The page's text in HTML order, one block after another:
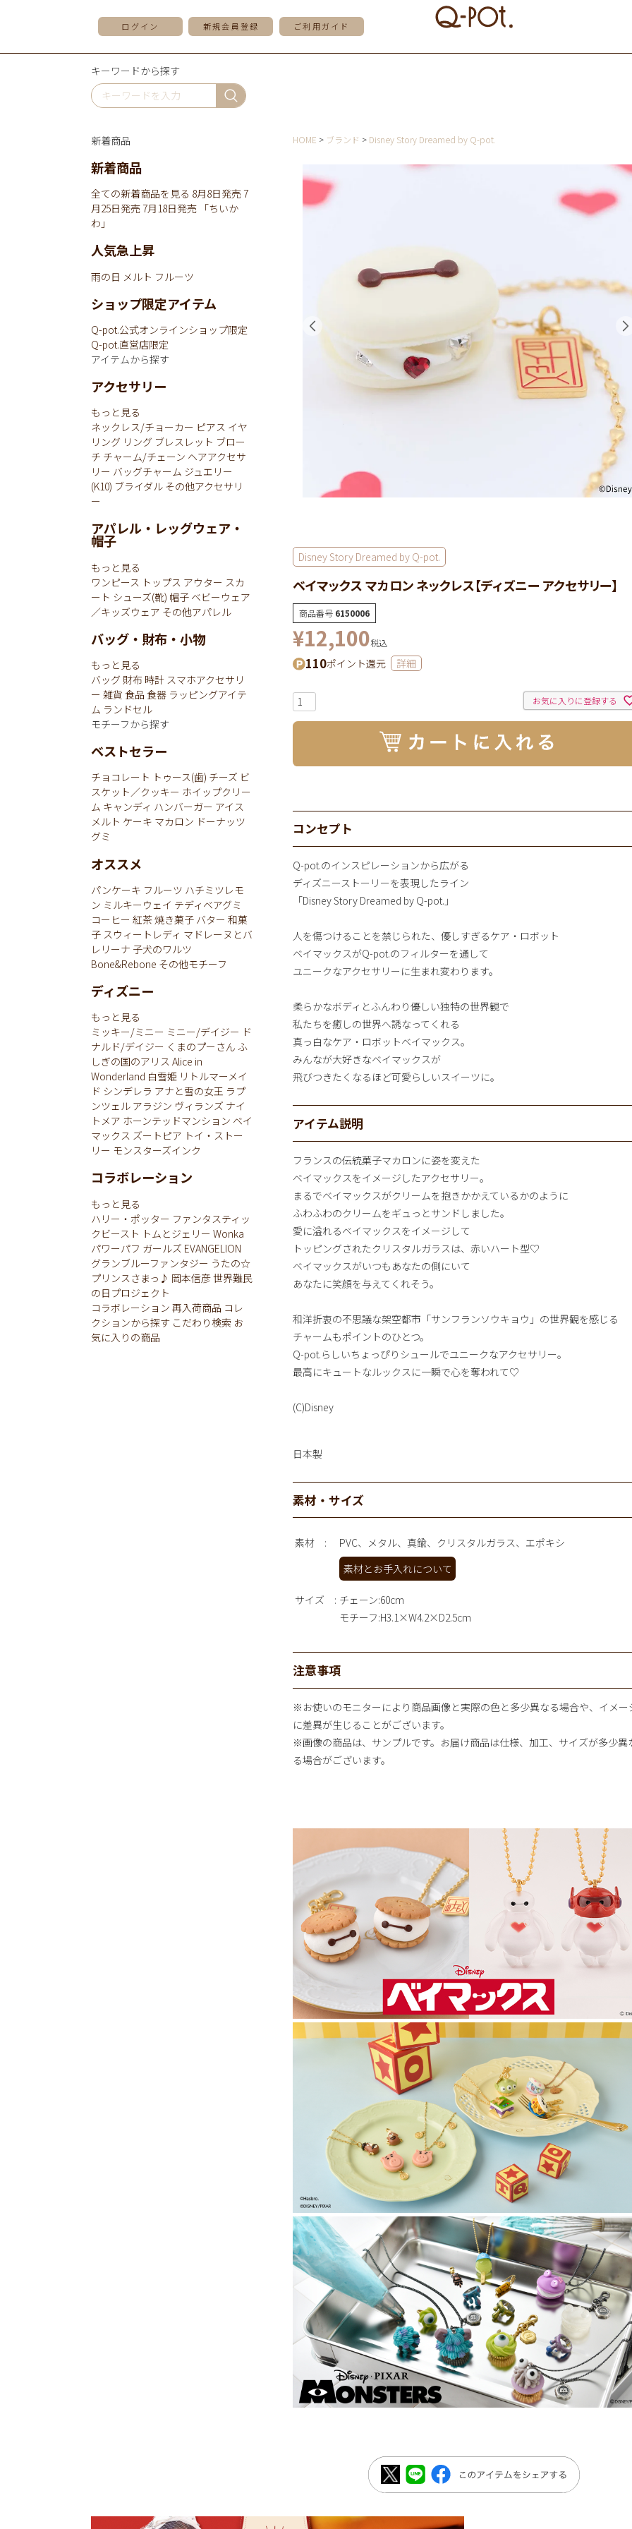
ログイン 新規会員登録 ご利用ガイド
キーワードから探す
HOME ブランド Disney Story Dreamed by Q-pot.
Disney Story Dreamed by Q-pot.
ベイマックス マカロン ネックレス【ディズニー アクセサリー】
商品番号 6150006
¥12,100税込
110ポイント還元 詳細
お気に入りに登録する
コンセプト
Q-pot.のインスピレーションから広がる
ディズニーストーリーを表現したライン
「Disney Story Dreamed by Q-pot.」
人を傷つけることを禁じられた、優しすぎるケア・ロボット
ベイマックスがQ-pot.のフィルターを通して
ユニークなアクセサリーに生まれ変わります。
柔らかなボディとふんわり優しい独特の世界観で
私たちを癒しの世界へ誘なってくれる
真っ白なケア・ロボットベイマックス。
みんなが大好きなベイマックスが
飛びつきたくなるほど可愛らしいスイーツに。
アイテム説明
フランスの伝統菓子マカロンに姿を変えた
ベイマックスをイメージしたアクセサリー。
まるでベイマックスがクリームを抱きかかえているかのように
ふわふわのクリームをギュっとサンドしました。
愛に溢れるベイマックスをイメージして
トッピングされたクリスタルガラスは、赤いハート型♡
ベイマックスがいつもあなたの側にいて
あなたに笑顔を与えてくれそう。
和洋折衷の不思議な架空都市「サンフランソウキョウ」の世界観を感じる
チャームもポイントのひとつ。
Q-pot.らしいちょっぴりシュールでユニークなアクセサリー。
最高にキュートなルックスに一瞬で心を奪われて♡
(C)Disney
日本製
素材・サイズ
素材
PVC、メタル、真鍮、クリスタルガラス、エポキシ
素材とお手入れについて
サイズ
チェーン:60cm
モチーフ:H3.1×W4.2×D2.5cm
注意事項
※お使いのモニターにより商品画像と実際の色と多少異なる場合や、イメー
に差異が生じることがございます。
※画像の商品は、サンプルです。お届け商品は仕様、加工、サイズが多少異
る場合がございます。
新着商品
新着商品
全ての新着商品を見る 8月8日発売7
月25日発売7月18日発売 「ちいか
わ」
人気急上昇
雨の日 メルト フルーツ
ショップ限定アイテム
Q-pot.公式オンラインショップ限定
Q-pot.直営店限定
アイテムから探す
アクセサリー
もっと見る
ネックレス/チョーカー ピアス イヤ
リング リング ブレスレット ブロー
チ チャーム/チェーン ヘアアクセサ
リー バッグチャーム ジュエリー
(K10) ブライダル その他アクセサリ
ー
アパレル・レッグウェア・
帽子
もっと見る
ワンピース トップス アウター スカ
ート シューズ(靴) 帽子 ベビーウェア
／キッズウェア その他アパレル
バッグ・財布・小物
もっと見る
バッグ 財布 時計 スマホアクセサリ
ー 雑貨 食品 食器 ラッピングアイテ
ム ランドセル
モチーフから探す
ベストセラー
チョコレート トゥース(歯) チーズ ビ
スケット／クッキー ホイップクリー
ム キャンディ ハンバーガー アイス
メルト ケーキ マカロン ドーナッツ
グミ
オススメ
パンケーキ フルーツ ハチミツレモ
ン ミルキーウェイ テディベアグミ
コーヒー 紅茶焼き菓子 バター 和菓
子 スウィートレディ マドレーヌとバ
レリーナ 子犬のワルツ
Bone&Rebone その他モチーフ
ディズニー
もっと見る
ミッキー/ミニー ミニー/デイジー ド
ナルド/デイジー くまのプーさん ふ
しぎの国のアリス Alice in
Wonderland 白雪姫 リトルマーメイ
ド シンデレラ アナと雪の女王 ラプ
ンツェル アラジン ヴィランズ ナイ
トメア ホーンテッドマンション ベイ
マックス ズートピア トイ・ストー
リー モンスターズインク
コラボレーション
もっと見る
ハリー・ポッター ファンタスティッ
クビースト トムとジェリー Wonka
パワーパフ ガールズ EVANGELION
グランブルーファンタジー うたの☆
プリンスさまっ♪ 岡本信彦世界難民
の日プロジェクト
コラボレーション 再入荷商品 コレ
クションから探す こだわり検索 お
気に入りの商品